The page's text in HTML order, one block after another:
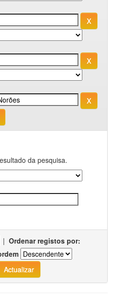
da pesquisa.
| Ordenar registos por: